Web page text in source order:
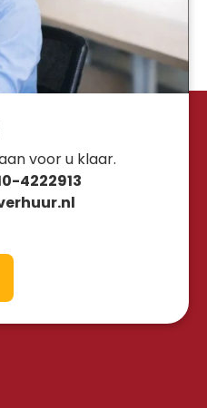
voor u klaar.
4222913